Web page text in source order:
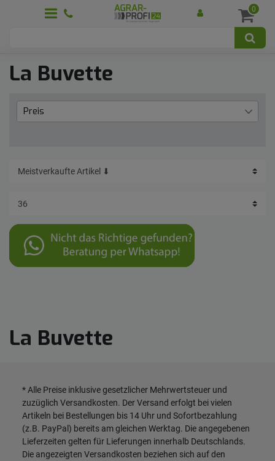
0
La Buvette
Preis
La Buvette
* Alle Preise inklusive gesetzlicher Mehrwertsteuer und
zuzüglich Versandkosten. Der Versand erfolgt bei vielen
Artikeln bei Bestellungen bis 14 Uhr und Sofortbezahlung
(z.B. PayPal) bereits am gleichen Werktag. Die angegebenen
Lieferzeiten gelten für Lieferungen innerhalb Deutschlands.
Die angezeigten Versandkosten beziehen sich auf den